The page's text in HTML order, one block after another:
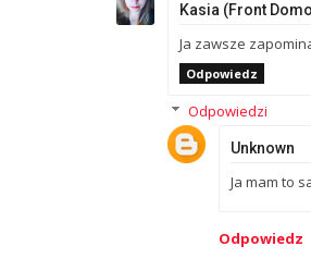
Kasia (Front
Ja zawsze
Odpowiedz
Odpowiedzi
Unknown
Ja mam to
Odpowiedz